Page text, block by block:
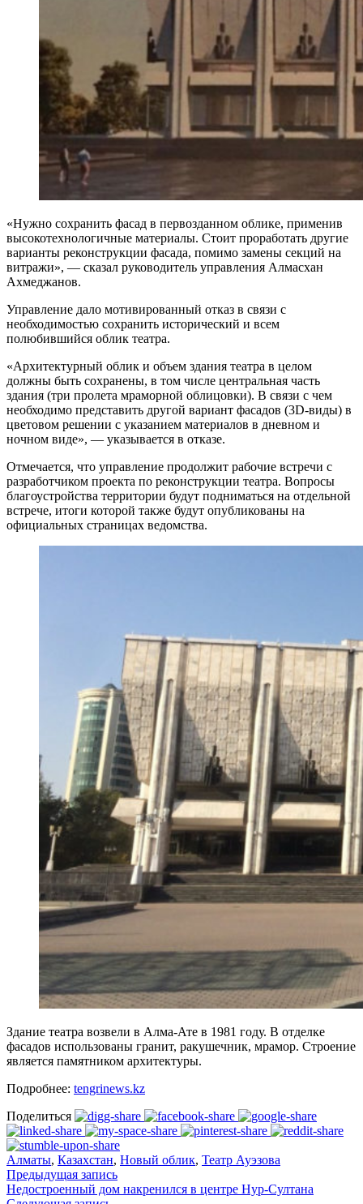
«Нужно сохранить фасад в первозданном облике, применив
высокотехнологичные материалы. Стоит проработать другие
варианты реконструкции фасада, помимо замены секций на
витражи», — сказал руководитель управления Алмасхан
Ахмеджанов.
Управление дало мотивированный отказ в связи с
необходимостью сохранить исторический и всем
полюбившийся облик театра.
«Архитектурный облик и объем здания театра в целом
должны быть сохранены, в том числе центральная часть
здания (три пролета мраморной облицовки). В связи с чем
необходимо представить другой вариант фасадов (3D-виды) в
цветовом решении с указанием материалов в дневном и
ночном виде», — указывается в отказе.
Отмечается, что управление продолжит рабочие встречи с
разработчиком проекта по реконструкции театра. Вопросы
благоустройства территории будут подниматься на отдельной
встрече, итоги которой также будут опубликованы на
официальных страницах ведомства.
Здание театра возвели в Алма-Ате в 1981 году. В отделке
фасадов использованы гранит, ракушечник, мрамор. Строение
является памятником архитектуры.
Подробнее: tengrinews.kz
Поделиться
Алматы, Казахстан, Новый облик, Театр Ауэзова
Предыдущая запись
Недостроенный дом накренился в центре Нур-Султана